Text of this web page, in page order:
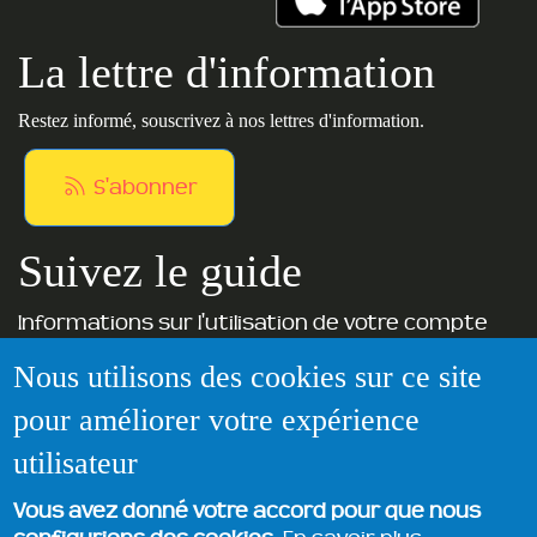
La lettre d'information
Restez informé, souscrivez à nos lettres d'information.
S'abonner
Suivez le guide
Informations sur l'utilisation de votre compte
Voir le guide
Nous utilisons des cookies sur ce site
pour améliorer votre expérience
utilisateur
Vous avez donné votre accord pour que nous